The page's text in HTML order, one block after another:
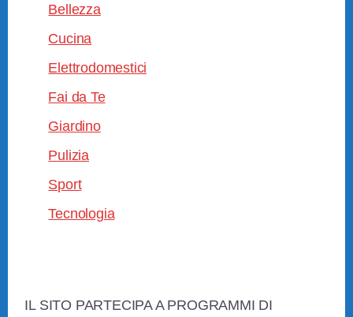
Bellezza
Cucina
Elettrodomestici
Fai da Te
Giardino
Pulizia
Sport
Tecnologia
IL SITO PARTECIPA A PROGRAMMI DI